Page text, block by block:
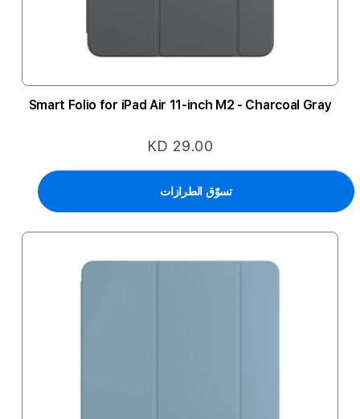
Smart Folio for iPad Air 11-inch M2 - Charcoal Gray
KD 29.00
تسوّق الطرازات